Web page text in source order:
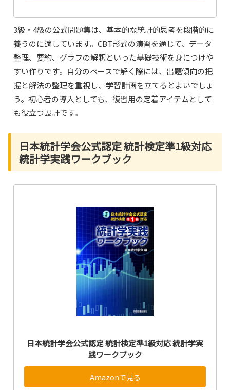
3級・4級の公式問題集は、基本的な統計的思考を段階的に
養うのに適しています。CBT形式の演習を通じて、データ
整理、要約、グラフの解釈といった基礎技術を身につけや
すい作りです。自分のペースで解く際には、出題傾向の把
握と解法の整理を重視し、学習計画を立てるとよいでしょ
う。初心者の導入としても、復習用の定着アイテムとして
も役立つ設計です。
日本統計学会公式認定 統計検定準1級対応
統計学実践ワークブック
日本統計学会公式認定 統計検定準1級対応 統計学実
践ワークブック
Amazonで見る